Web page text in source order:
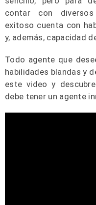
contar con
exitoso cuenta con
y, además, capacidad
Todo agente que
habilidades blandas y
este video y
debe tener un agente